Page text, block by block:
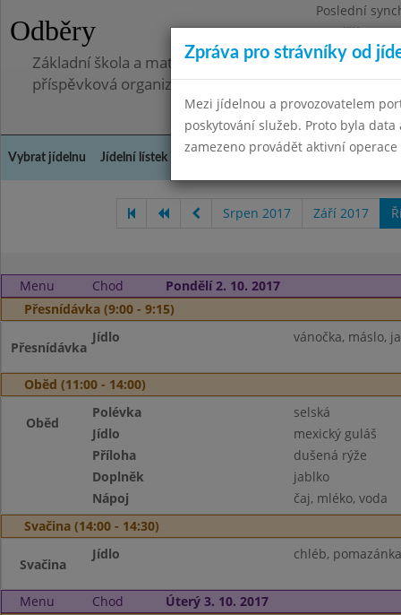
Odběry
Poslední
Pondělí
Základní škola a mateřská škola, Pavlovice u
příspěvková organizace
Vybrat jídelnu Jídelní lístek Kontakty a informace
Srpen 2017 Září 2017
Menu Chod
Pondělí 2. 10. 2017
Přesnídávka (9:00 - 9:15)
Přesnídávka
Jídlo vánočka, máslo,
Oběd (11:00 - 14:00)
Oběd
Polévka
selská
Jídlo
mexický guláš
Příloha
dušená rýže
Doplněk
jablko
Nápoj
čaj, mléko, voda
Svačina (14:00 - 14:30)
Svačina
Jídlo chléb,
Menu Chod
Úterý 3. 10. 2017
Zpráva pro strávníky od
Mezi jídelnou a provozovatelem
poskytování služeb. Proto byla
zamezeno provádět aktivní